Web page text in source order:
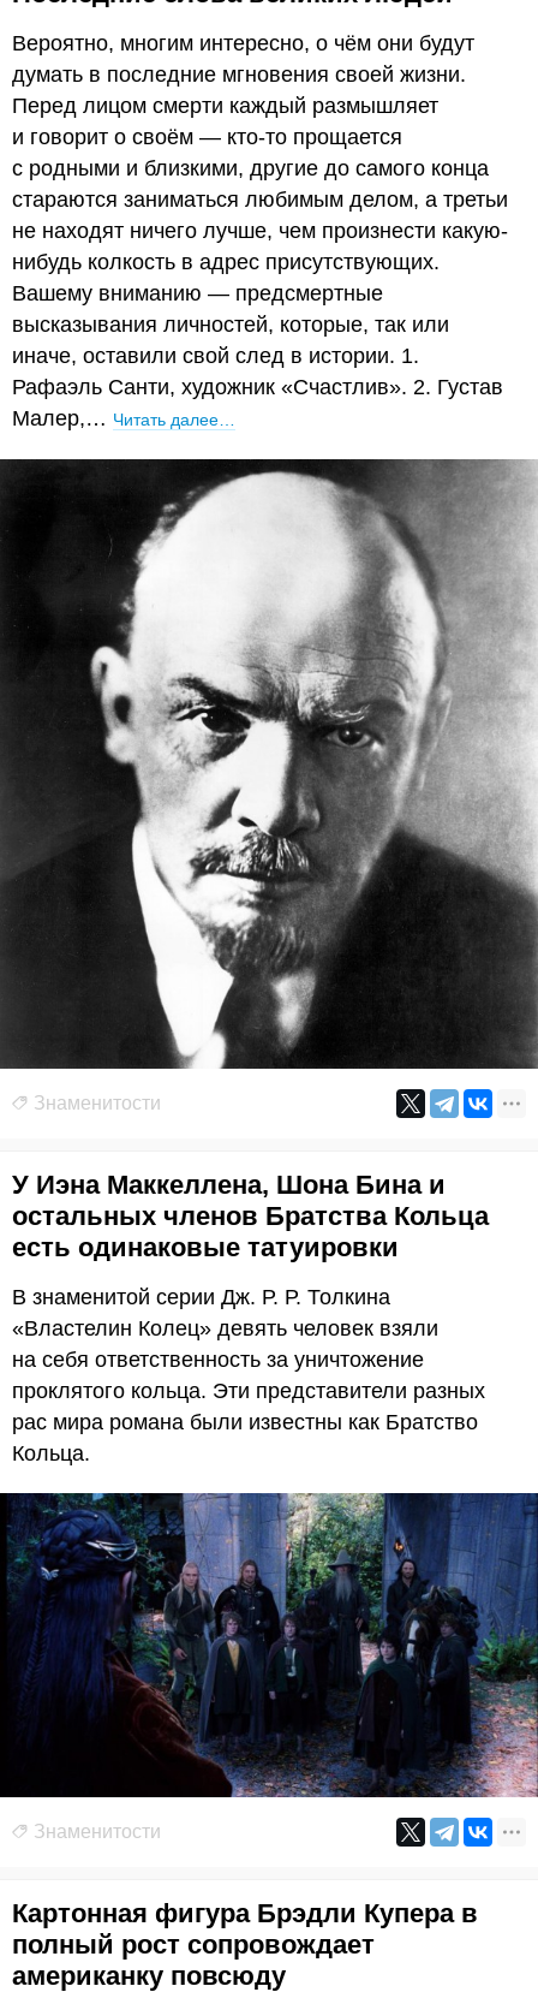
Вероятно, многим интересно, о чём они будут
думать в последние мгновения своей жизни.
Перед лицом смерти каждый размышляет
и говорит о своём — кто-то прощается
с родными и близкими, другие до самого конца
стараются заниматься любимым делом, а третьи
не находят ничего лучше, чем произнести какую-
нибудь колкость в адрес присутствующих.
Вашему вниманию — предсмертные
высказывания личностей, которые, так или
иначе, оставили свой след в истории. 1.
Рафаэль Санти, художник «Счастлив». 2. Густав
Малер,… Читать далее…
Знаменитости
У Иэна Маккеллена, Шона Бина и
остальных членов Братства Кольца
есть одинаковые татуировки
В знаменитой серии Дж. Р. Р. Толкина
«Властелин Колец» девять человек взяли
на себя ответственность за уничтожение
проклятого кольца. Эти представители разных
рас мира романа были известны как Братство
Кольца.
Знаменитости
Картонная фигура Брэдли Купера в
полный рост сопровождает
американку повсюду